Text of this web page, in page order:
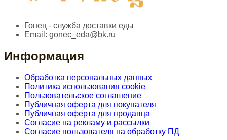
Гонец - служба доставки еды
Email: gonec_eda@bk.ru
Информация
Обработка персональных данных
Политика использования cookie
Пользовательское соглашение
Публичная оферта для покупателя
Публичная оферта для продавца
Согласие на рекламу и рассылки
Согласие пользователя на обработку ПД